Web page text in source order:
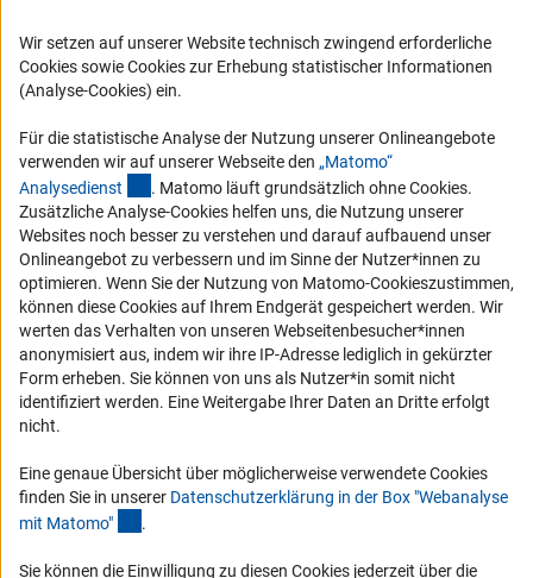
Logo und Corporate Design
RSS-Feeds
Compliance
Vergabeverfahren
Barrierefreiheit
Service und Informationen für Menschen mit Behinderungen
Erklärung zur Barrierefreiheit
Barriere melden
DFG-aktuell
Erhalten Sie Neuigkeiten aus der DFG direkt in Ihr Mailpostfach oder
Zum Newsletter
Wir setzen auf unserer Website technisch zwingend erforderliche
Cookies sowie Cookies zur Erhebung statistischer Informationen
(Analyse-Cookies) ein.
Für die statistische Analyse der Nutzung unserer Onlineangebote
verwenden wir auf unserer Webseite den „Matomo“
Analysedienst (externer Link)
. Matomo läuft grundsätzlich ohne Cookies.
Zusätzliche Analyse-Cookies helfen uns, die Nutzung unserer
Websites noch besser zu verstehen und darauf aufbauend unser
Onlineangebot zu verbessern und im Sinne der Nutzer*innen zu
optimieren. Wenn Sie der Nutzung von Matomo-Cookieszustimmen,
können diese Cookies auf Ihrem Endgerät gespeichert werden. Wir
werten das Verhalten von unseren Webseitenbesucher*innen
anonymisiert aus, indem wir ihre IP-Adresse lediglich in gekürzter
Form erheben. Sie können von uns als Nutzer*in somit nicht
identifiziert werden. Eine Weitergabe Ihrer Daten an Dritte erfolgt
nicht.
Eine genaue Übersicht über möglicherweise verwendete Cookies
finden Sie in unserer Datenschutzerklärung in der Box "Webanalyse
mit Matomo" .
Sie können die Einwilligung zu diesen Cookies jederzeit über die